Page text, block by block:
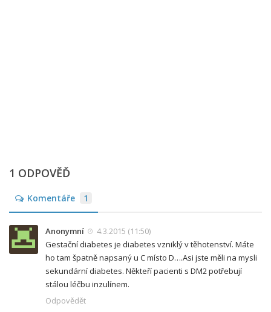
1 ODPOVĚĎ
Komentáře 1
Anonymní
4.3.2015 (11:50)
Gestační diabetes je diabetes vzniklý v těhotenství. Máte
ho tam špatně napsaný u C místo D….Asi jste měli na mysli
sekundární diabetes. Někteří pacienti s DM2 potřebují
stálou léčbu inzulínem.
Odpovědět